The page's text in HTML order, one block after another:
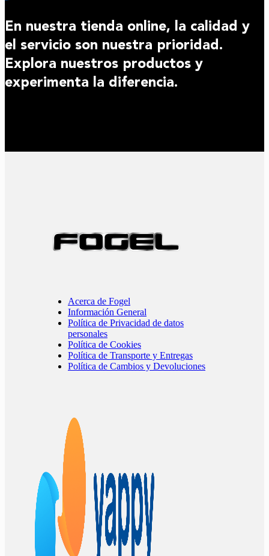
En nuestra tienda online, la calidad y
el servicio son nuestra prioridad.
Explora nuestros productos y
experimenta la diferencia.
Acerca de Fogel
Información General
Política de Privacidad de datos
personales
Política de Cookies
Política de Transporte y Entregas
Política de Cambios y Devoluciones